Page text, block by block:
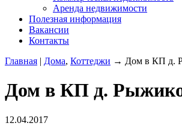
Аренда недвижимости
Полезная информация
Вакансии
Контакты
Главная | Дома, Коттеджи → Дом в КП д.
Дом в КП д.
12.04.2017